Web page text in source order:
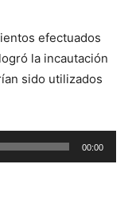
efectuados
la incautación
sido utilizados
00:00